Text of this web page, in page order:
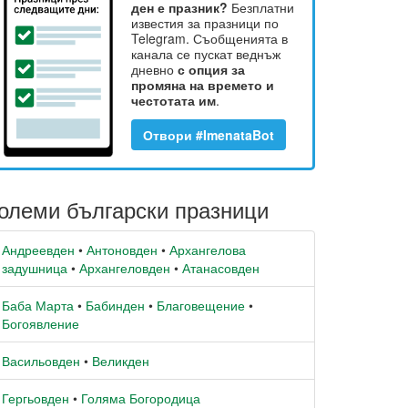
ден е празник? Безплатни
известия за празници по
Telegram. Съобщенията в
канала се пускат веднъж
дневно с опция за
промяна на времето и
честотата им.
Отвори #ImenataBot
български празници
Андреевден • Антоновден • Архангелова
задушница • Архангеловден • Атанасовден
Баба Марта • Бабинден • Благовещение •
Богоявление
Васильовден • Великден
Гергьовден • Голяма Богородица